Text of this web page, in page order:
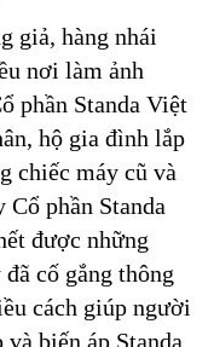
giả, hàng nhái
nơi làm ảnh
phần Standa Việt
hộ gia đình lắp
chiếc máy cũ và
phần Standa
được những
cố gắng thông
cách giúp người
biến áp Standa